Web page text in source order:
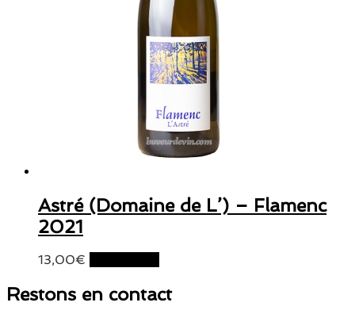
Astré (Domaine de L’) – Flamenc
2021
13,00€
Restons en contact